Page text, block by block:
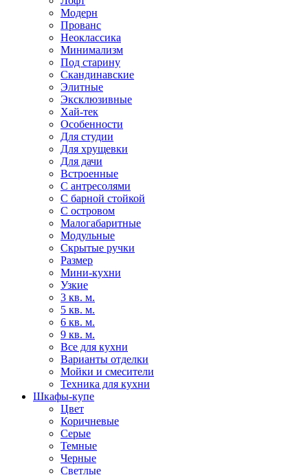
Модерн
Прованс
Неоклассика
Минимализм
Под старину
Скандинавские
Элитные
Эксклюзивные
Хай-тек
Особенности
Для студии
Для хрущевки
Для дачи
Встроенные
С антресолями
С барной стойкой
С островом
Малогабаритные
Модульные
Скрытые ручки
Размер
Мини-кухни
Узкие
3 кв. м.
5 кв. м.
6 кв. м.
9 кв. м.
Все для кухни
Варианты отделки
Мойки и смесители
Техника для кухни
Шкафы-купе
Цвет
Коричневые
Серые
Темные
Черные
Светлые